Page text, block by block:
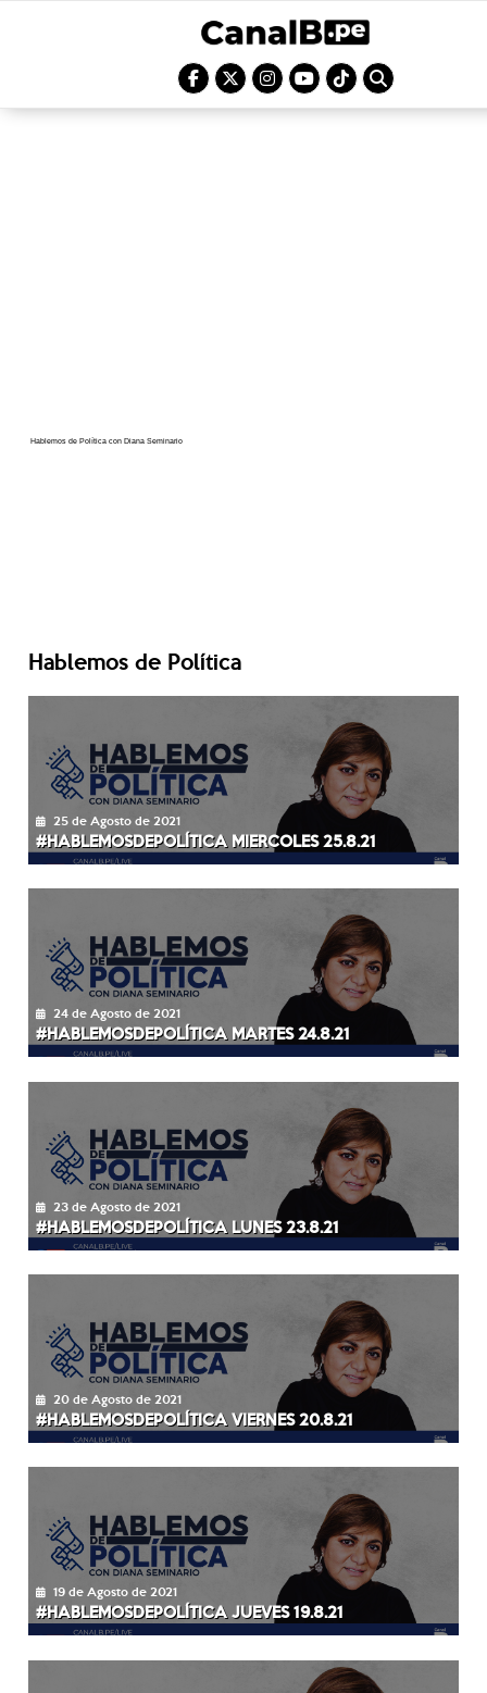
Hablemos de Política con Diana Seminario
Hablemos de Política
25 de Agosto de 2021
#HABLEMOSDEPOLÍTICA MIERCOLES 25.8.21
24 de Agosto de 2021
#HABLEMOSDEPOLÍTICA MARTES 24.8.21
23 de Agosto de 2021
#HABLEMOSDEPOLÍTICA LUNES 23.8.21
20 de Agosto de 2021
#HABLEMOSDEPOLÍTICA VIERNES 20.8.21
19 de Agosto de 2021
#HABLEMOSDEPOLÍTICA JUEVES 19.8.21